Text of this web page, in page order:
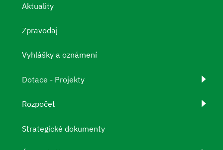
Aktuality
Zpravodaj
Vyhlášky a oznámení
Dotace - Projekty
Rozpočet
Strategické dokumenty